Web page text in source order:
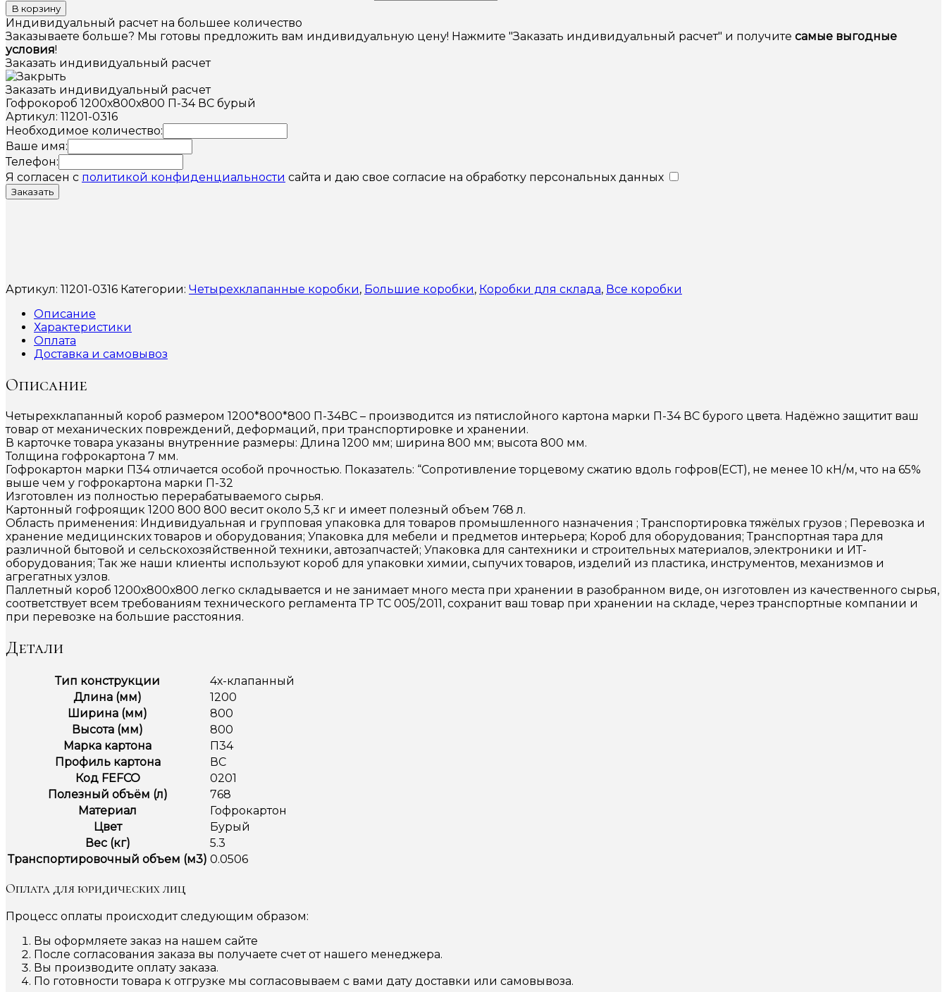
В корзину
Индивидуальный расчет на большее количество
Заказываете больше? Мы готовы предложить вам индивидуальную цену! Нажмите "Заказать индивидуальный расчет" и получите самые выгодные
условия!
Заказать индивидуальный расчет
Заказать индивидуальный расчет
Гофрокороб 1200х800х800 П-34 ВС бурый
Артикул: 11201-0316
Необходимое количество:
Ваше имя:
Телефон:
Я согласен с политикой конфиденциальности сайта и даю свое согласие на обработку персональных данных
Заказать
Артикул: 11201-0316 Категории: Четырехклапанные коробки, Большие коробки, Коробки для склада, Все коробки
Описание
Характеристики
Оплата
Доставка и самовывоз
Описание
Четырехклапанный короб размером 1200*800*800 П-34ВС – производится из пятислойного картона марки П-34 ВС бурого цвета. Надёжно защитит ваш
товар от механических повреждений, деформаций, при транспортировке и хранении.
В карточке товара указаны внутренние размеры: Длина 1200 мм; ширина 800 мм; высота 800 мм.
Толщина гофрокартона 7 мм.
Гофрокартон марки П34 отличается особой прочностью. Показатель: “Сопротивление торцевому сжатию вдоль гофров(ЕСТ), не менее 10 кН/м, что на 65%
выше чем у гофрокартона марки П-32
Изготовлен из полностью перерабатываемого сырья.
Картонный гофроящик 1200 800 800 весит около 5,3 кг и имеет полезный объем 768 л.
Область применения: Индивидуальная и групповая упаковка для товаров промышленного назначения ; Транспортировка тяжёлых грузов ; Перевозка и
хранение медицинских товаров и оборудования; Упаковка для мебели и предметов интерьера; Короб для оборудования; Транспортная тара для
различной бытовой и сельскохозяйственной техники, автозапчастей; Упаковка для сантехники и строительных материалов, электроники и ИТ-
оборудования; Так же наши клиенты используют короб для упаковки химии, сыпучих товаров, изделий из пластика, инструментов, механизмов и
агрегатных узлов.
Паллетный короб 1200х800х800 легко складывается и не занимает много места при хранении в разобранном виде, он изготовлен из качественного сырья,
соответствует всем требованиям технического регламента ТР ТС 005/2011, сохранит ваш товар при хранении на складе, через транспортные компании и
при перевозке на большие расстояния.
Детали
Тип конструкции
4х-клапанный
Длина (мм)
1200
Ширина (мм)
800
Высота (мм)
800
Марка картона
П34
Профиль картона
ВС
Код FEFCO
0201
Полезный объём (л)
768
Материал
Гофрокартон
Цвет
Бурый
Вес (кг)
5.3
Транспортировочный объем (м3) 0.0506
Оплата для юридических лиц
Процесс оплаты происходит следующим образом:
Вы оформляете заказ на нашем сайте
После согласования заказа вы получаете счет от нашего менеджера.
Вы производите оплату заказа.
По готовности товара к отгрузке мы согласовываем с вами дату доставки или самовывоза.